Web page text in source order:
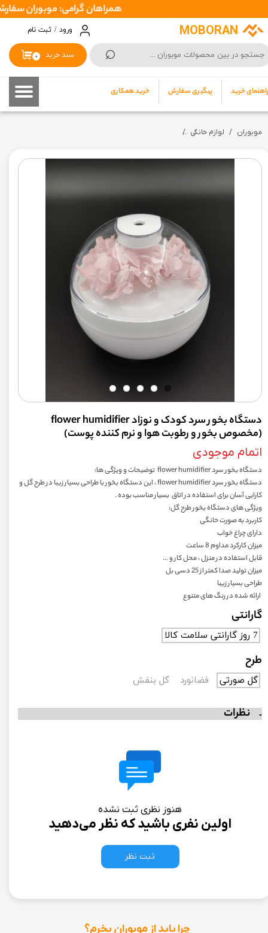
MOBORAN
⌕ ۰ سبد خرید
راهنمای خرید پیگیری سفارش خرید همکاری
ورود / ثبت نام
حساب کاربری من
تغییر گذر واژه
خروج از حساب کاربری
همراهان گرامی: موبوران سفارشات شما را در اسرع وقت ( 1 تا 2 روز کاری ) ارسال
موبوران لوازم خانگی
دستگاه بخور سرد کودک و نوزاد flower humidifier
(مخصوص بخور و رطوبت هوا و نرم کننده پوست)
اتمام موجودی
دستگاه بخور سرد flower humidifier توضیحات و ویژگی ها:
دستگاه بخور سرد flower humidifier ، این دستگاه بخور با طراحی بسیار زیبا در طرح گل و
کارایی آسان برای استفاده در اتاق بسیار مناسب بوده .
ویژگی های دستگاه بخور طرح گل:
کاربرد به صورت خانگی
دارای چراغ خواب
میزان کارکرد مداوم 8 ساعت
قابل استفاده در منزل ، محل کار و …
میزان تولید صدا کمتر از 25 دسی بل
طراحی بسیار زیبا
ارائه شده در رنگ های متنوع
گارانتی
7 روز گارانتی سلامت کالا
طرح
گل صورتی فضانورد گل بنفش
نظرات
هنوز نظری ثبت نشده
اولین نفری باشید که نظر می‌دهید
ثبت نظر
چرا باید از موبوران بخرم؟